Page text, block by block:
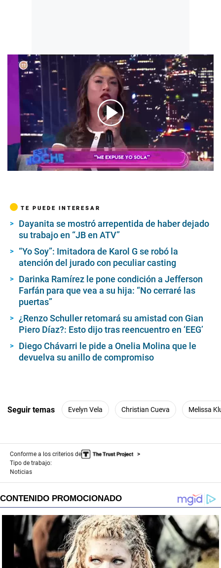
00:00/06:39
TE PUEDE INTERESAR
Dayanita se mostró arrepentida de haber dejado
su trabajo en “JB en ATV”
“Yo Soy”: Imitadora de Karol G se robó la
atención del jurado con peculiar casting
Darinka Ramírez le pone condición a Jefferson
Farfán para que vea a su hija: “No cerraré las
puertas”
¿Renzo Schuller retomará su amistad con Gian
Piero Díaz?: Esto dijo tras reencuentro en ‘EEG’
Diego Chávarri le pide a Onelia Molina que le
devuelva su anillo de compromiso
Seguir temas Evelyn Vela Christian Cueva Melissa
Conforme a los criterios de
Tipo de trabajo:
Noticias